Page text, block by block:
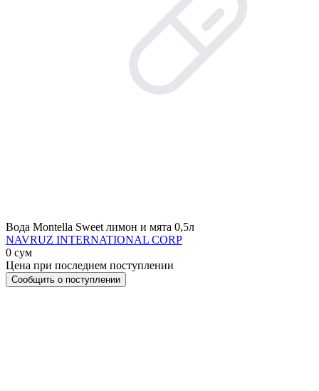
Вода Montella Sweet лимон и мята 0,5л
NAVRUZ INTERNATIONAL CORP
0 сум
Цена при последнем поступлении
Сообщить о поступлении